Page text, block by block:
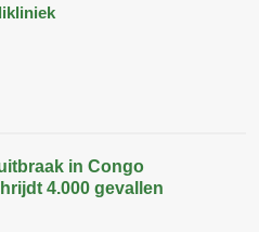
in Congo
4.000 gevallen